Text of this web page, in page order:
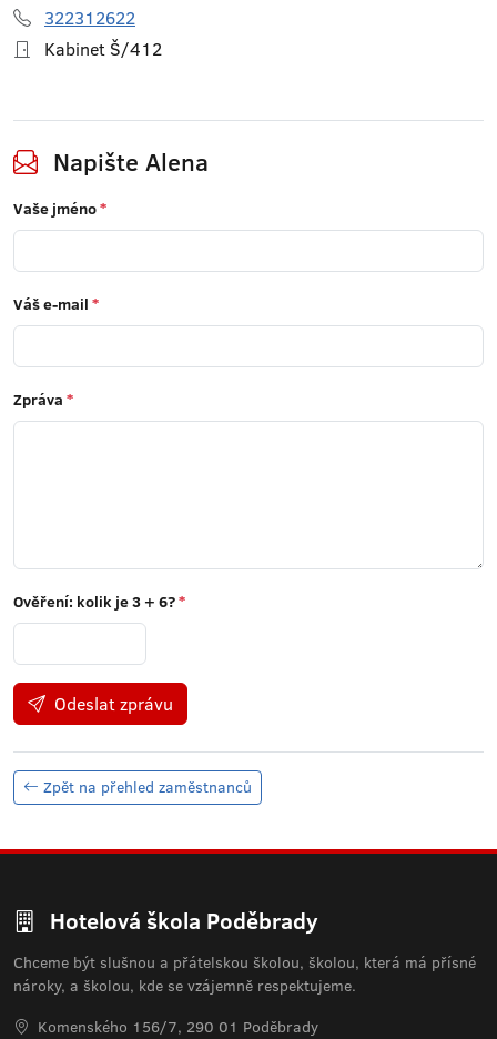
322312622
Kabinet Š/412
Napište Alena
Vaše jméno*
Váš e-mail *
Zpráva *
Ověření: kolik je3 + 6?*
Odeslat zprávu
Zpět na přehled zaměstnanců
Hotelová škola Poděbrady
Chceme být slušnou a přátelskou školou, školou, která má přísné
nároky, a školou, kde se vzájemně respektujeme.
Komenského 156/7, 290 01 Poděbrady